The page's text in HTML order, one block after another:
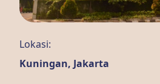
Lokasi:
Kuningan, Jakarta